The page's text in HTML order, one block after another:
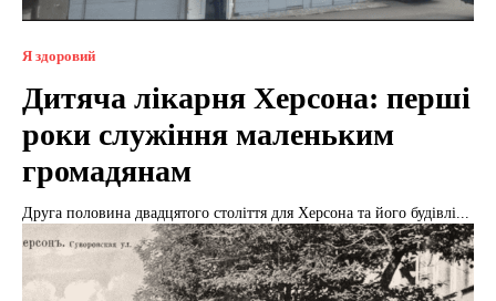
Я здоровий
Дитяча лікарня Херсона: перші
роки служіння маленьким
громадянам
Друга половина двадцятого століття для Херсона та його будівлі...